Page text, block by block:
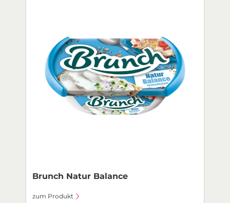
Brunch Natur Balance
zum Produkt